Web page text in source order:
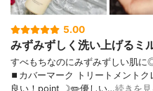
5.00
みずみずしく洗い上げるミ
すべもちなのにみずみずしい肌
⏹カバーマーク トリートメン
良い！point ☽✏️優しい…続きを見